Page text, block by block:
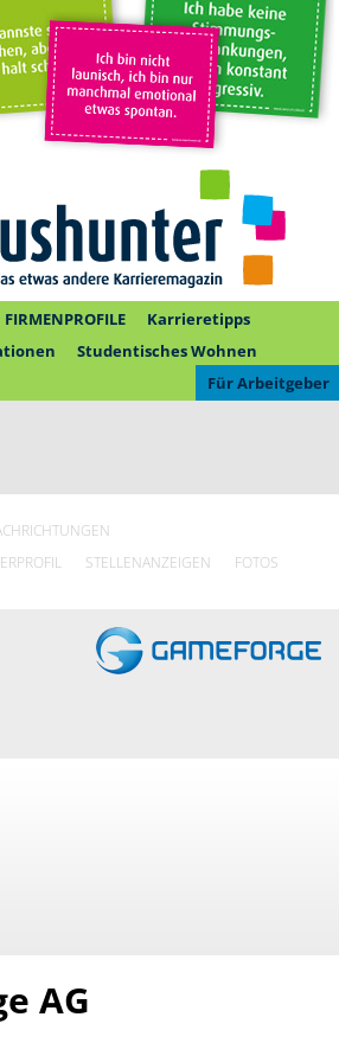
FIRMENPROFILE
Karrieretipps
Studentisches Wohnen
Für Arbeitgeber
STELLENANZEIGEN
FOTOS
AG